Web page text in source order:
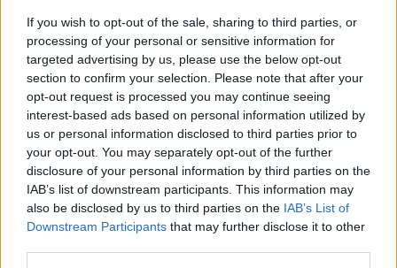
If you wish to opt-out of the sale, sharing to third parties, or
processing of your personal or sensitive information for
targeted advertising by us, please use the below opt-out
section to confirm your selection. Please note that after your
opt-out request is processed you may continue seeing
interest-based ads based on personal information utilized by
us or personal information disclosed to third parties prior to
your opt-out. You may separately opt-out of the further
disclosure of your personal information by third parties on the
IAB’s list of downstream participants. This information may
also be disclosed by us to third parties on the IAB’s List of
Downstream Participants that may further disclose it to other
TOVÁBB OLVASOM
Szolnok bácsi baleset elektromos, életveszélyes figyelmeztetés
idős,jelzés,közlekedés ,moped,tilos,veszélyes
Életveszélyesen megfenyegették Magyar Pétert
– forrnak az indulatok
2025.08.16. Kiss Lajos
A férfit a rendőrök